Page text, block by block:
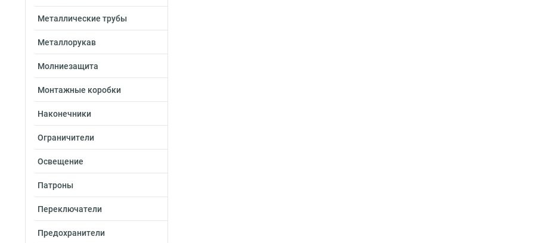
Металлические трубы
Металлорукав
Молниезащита
Монтажные коробки
Наконечники
Ограничители
Освещение
Патроны
Переключатели
Предохранители